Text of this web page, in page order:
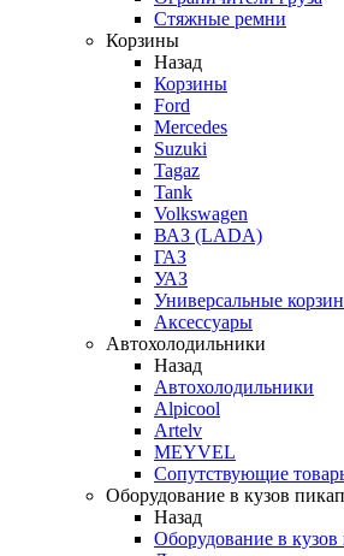
Стяжные ремни
Корзины
Назад
Корзины
Ford
Mercedes
Suzuki
Tagaz
Tank
Volkswagen
ВАЗ (LADA)
ГАЗ
УАЗ
Универсальные
Аксессуары
Автохолодильники
Назад
Автохолодильники
Alpicool
Artelv
MEYVEL
Сопутствующие
Оборудование в кузов
Назад
Оборудование в кузов